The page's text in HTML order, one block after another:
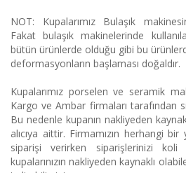
NOT: Kupalarımız Bulaşık
Fakat bulaşık makinelerinde
bütün ürünlerde olduğu gibi bu
deformasyonların başlaması doğaldır.
Kupalarımız porselen ve seramik
Kargo ve Ambar firmaları tarafından
Bu nedenle kupanın nakliyeden
alıcıya aittir. Firmamızın herhangi
siparişi verirken siparişlerinizi koli
kupalarınızın nakliyeden kaynaklı